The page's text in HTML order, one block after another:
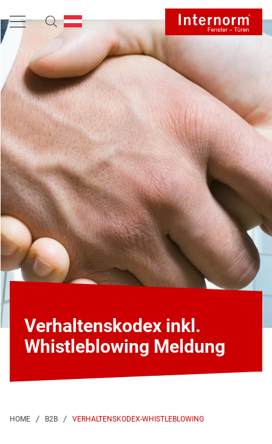
Verhaltenskodex inkl.
Whistleblowing Meldung
VERHALTENSKODEX-WHISTLEBLOWING